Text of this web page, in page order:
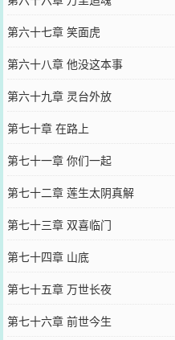
第六十七章 笑面虎
第六十八章 他没这本事
第六十九章 灵台外放
第七十章 在路上
第七十一章 你们一起
第七十二章 莲生太阴真解
第七十三章 双喜临门
第七十四章 山底
第七十五章 万世长夜
第七十六章 前世今生